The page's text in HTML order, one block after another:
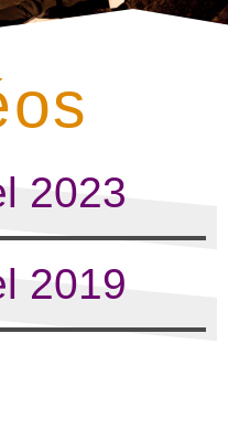
2023
2019